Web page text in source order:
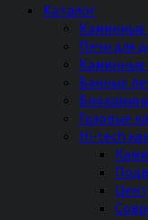
Каталог
Каминные
Печи для
Каминные
Банные
Газовые
Hi-tech